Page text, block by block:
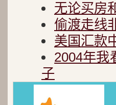
无论买房
偷渡走线
美国汇款
2004年我
子